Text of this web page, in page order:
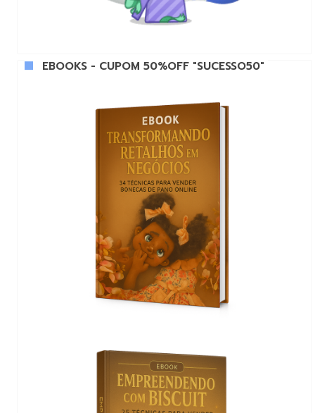
EBOOKS - CUPOM 50%OFF "SUCESSO50"